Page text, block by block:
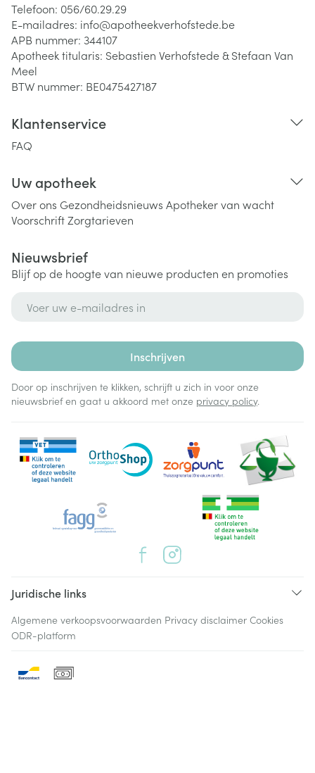
Telefoon: 056/60.29.29
E-mailadres: info@apotheekverhofstede.be
APB nummer: 344107
Apotheek titularis: Sebastien Verhofstede & Stefaan Van
Meel
BTW nummer: BE0475427187
Klantenservice
FAQ
Uw apotheek
Over ons Gezondheidsnieuws Apotheker van wacht
VoorschriftZorgtarieven
Nieuwsbrief
Blijf op de hoogte van nieuwe producten en promoties
Inschrijven
Door op inschrijven te klikken, schrijft u zich in voor onze
nieuwsbrief en gaat u akkoord met onze privacy policy.
Juridische links
Algemene verkoopsvoorwaarden Privacy disclaimer Cookies
ODR-platform